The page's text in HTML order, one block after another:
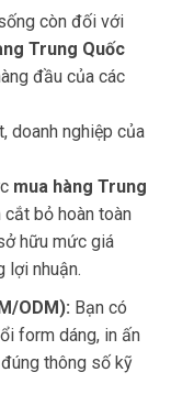
còn đối với
Trung Quốc
đầu của các
doanh nghiệp của
mua hàng Trung
bỏ hoàn toàn
hữu mức giá
lợi nhuận.
ODM): Bạn có
form dáng, in ấn
thông số kỹ